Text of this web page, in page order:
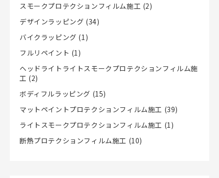
スモークプロテクションフィルム施工 (2)
デザインラッピング (34)
バイクラッピング (1)
フルリペイント (1)
ヘッドライトライトスモークプロテクションフィルム施
工 (2)
ボディフルラッピング (15)
マットペイントプロテクションフィルム施工 (39)
ライトスモークプロテクションフィルム施工 (1)
断熱プロテクションフィルム施工 (10)